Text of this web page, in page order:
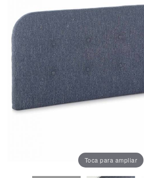
Comedor
Dormitorio
Oficina
Lámparas
Toca para ampliar